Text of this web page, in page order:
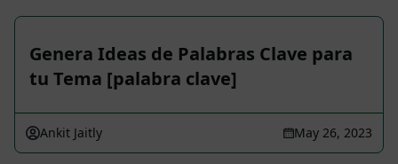
Genera Ideas de Palabras Clave para
tu Tema [palabra clave]
Ankit Jaitly May 26, 2023